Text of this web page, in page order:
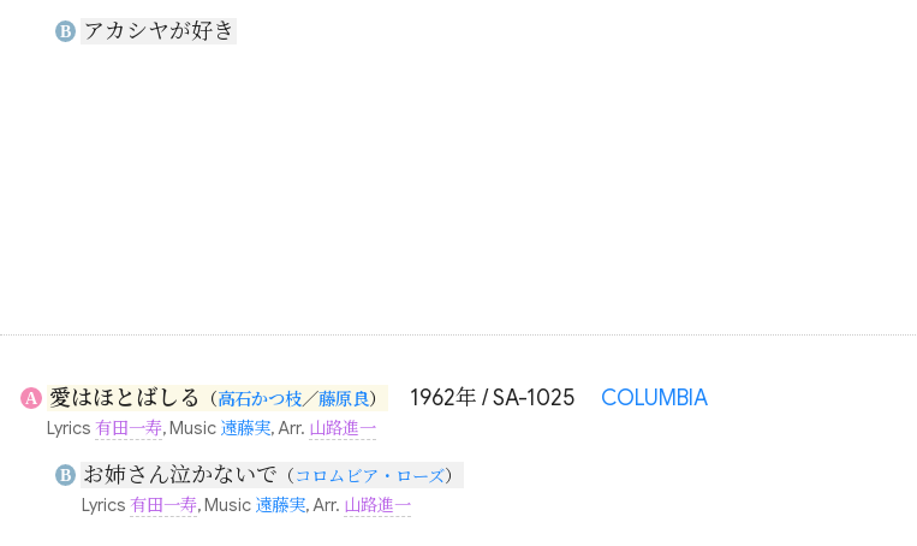
B アカシヤが好き
A 愛はほとばしる （高石かつ枝／藤原良） 1962年 / SA-1025 COLUMBIA
Lyrics 有田一寿, Music 遠藤実, Arr. 山路進一
B お姉さん泣かないで （コロムビア・ローズ）
Lyrics 有田一寿, Music 遠藤実, Arr. 山路進一